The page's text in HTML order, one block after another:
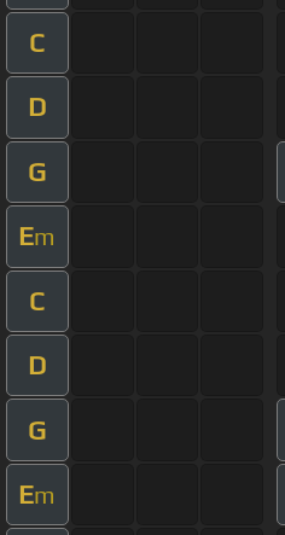
C
D
G
Em
C
D
G
Em